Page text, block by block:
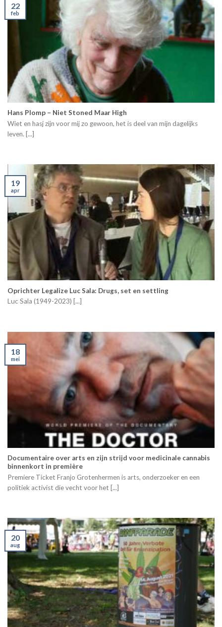
Hans Plomp – Niet Stoned Maar High
Wiet en hasj zijn voor mij zo gewoon, het is deel van mijn dagelijks
leven. [...]
22
feb
Oprichter Legalize Luc Sala: Drugs, set en settling
Luc Sala (1949-2023) [...]
19
apr
Documentaire over arts en zijn strijd voor medicinale cannabis
binnenkort in première
Premiere Ticket Franjo Grotenhermen is arts, onderzoeker en een
politiek activist die vecht voor het [...]
18
mei
20
aug